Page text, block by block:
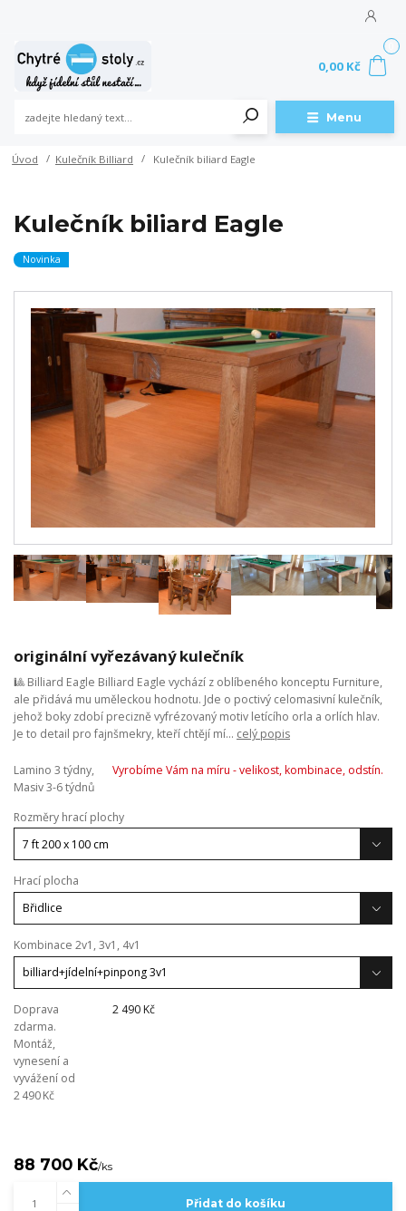
Menu
0,00 Kč
Úvod Kulečník Billiard Kulečník biliard Eagle
Kulečník biliard Eagle
Novinka
originální vyřezávaný kulečník
🎱 Billiard Eagle Billiard Eagle vychází z oblíbeného konceptu Furniture,
ale přidává mu uměleckou hodnotu. Jde o poctivý celomasivní kulečník,
jehož boky zdobí precizně vyfrézovaný motiv letícího orla a orlích hlav.
Je to detail pro fajnšmekry, kteří chtějí mí... celý popis
Lamino 3 týdny,
Masiv 3-6 týdnů
Vyrobíme Vám na míru - velikost, kombinace, odstín.
Rozměry hrací plochy
Hrací plocha
Kombinace 2v1, 3v1, 4v1
Doprava
zdarma.
Montáž,
vynesení a
vyvážení od
2 490 Kč
2 490 Kč
88 700 Kč/ks
Přidat do košíku